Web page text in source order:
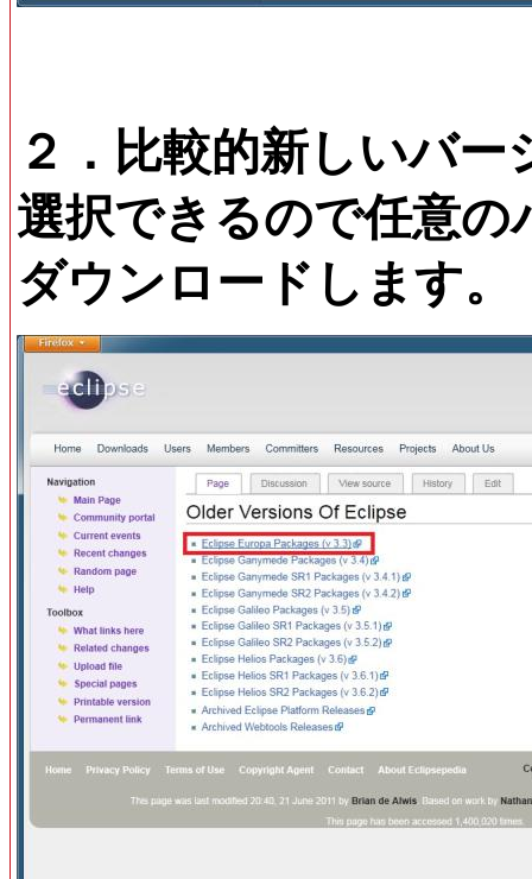
２．比較的新しいバ
選択できるので任意
ダウンロードします。